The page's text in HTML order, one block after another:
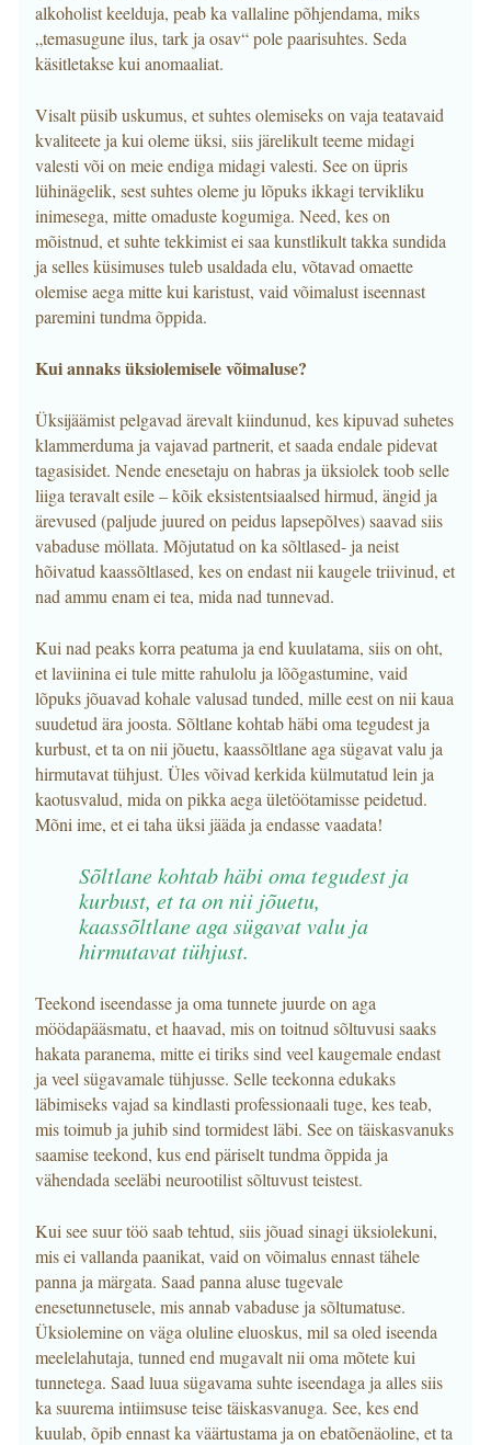
alkoholist keelduja, peab ka vallaline põhjendama, miks
„temasugune ilus, tark ja osav“ pole paarisuhtes. Seda
käsitletakse kui anomaaliat.
Visalt püsib uskumus, et suhtes olemiseks on vaja teatavaid
kvaliteete ja kui oleme üksi, siis järelikult teeme midagi
valesti või on meie endiga midagi valesti. See on üpris
lühinägelik, sest suhtes oleme ju lõpuks ikkagi tervikliku
inimesega, mitte omaduste kogumiga. Need, kes on
mõistnud, et suhte tekkimist ei saa kunstlikult takka sundida
ja selles küsimuses tuleb usaldada elu, võtavad omaette
olemise aega mitte kui karistust, vaid võimalust iseennast
paremini tundma õppida.
Kui annaks üksiolemisele võimaluse?
Üksijäämist pelgavad ärevalt kiindunud, kes kipuvad suhetes
klammerduma ja vajavad partnerit, et saada endale pidevat
tagasisidet. Nende enesetaju on habras ja üksiolek toob selle
liiga teravalt esile – kõik eksistentsiaalsed hirmud, ängid ja
ärevused (paljude juured on peidus lapsepõlves) saavad siis
vabaduse möllata. Mõjutatud on ka sõltlased- ja neist
hõivatud kaassõltlased, kes on endast nii kaugele triivinud, et
nad ammu enam ei tea, mida nad tunnevad.
Kui nad peaks korra peatuma ja end kuulatama, siis on oht,
et laviinina ei tule mitte rahulolu ja lõõgastumine, vaid
lõpuks jõuavad kohale valusad tunded, mille eest on nii kaua
suudetud ära joosta. Sõltlane kohtab häbi oma tegudest ja
kurbust, et ta on nii jõuetu, kaassõltlane aga sügavat valu ja
hirmutavat tühjust. Üles võivad kerkida külmutatud lein ja
kaotusvalud, mida on pikka aega ületöötamisse peidetud.
Mõni ime, et ei taha üksi jääda ja endasse vaadata!
Sõltlane kohtab häbi oma tegudest ja
kurbust, et ta on nii jõuetu,
kaassõltlane aga sügavat valu ja
hirmutavat tühjust.
Teekond iseendasse ja oma tunnete juurde on aga
möödapääsmatu, et haavad, mis on toitnud sõltuvusi saaks
hakata paranema, mitte ei tiriks sind veel kaugemale endast
ja veel sügavamale tühjusse. Selle teekonna edukaks
läbimiseks vajad sa kindlasti professionaali tuge, kes teab,
mis toimub ja juhib sind tormidest läbi. See on täiskasvanuks
saamise teekond, kus end päriselt tundma õppida ja
vähendada seeläbi neurootilist sõltuvust teistest.
Kui see suur töö saab tehtud, siis jõuad sinagi üksiolekuni,
mis ei vallanda paanikat, vaid on võimalus ennast tähele
panna ja märgata. Saad panna aluse tugevale
enesetunnetusele, mis annab vabaduse ja sõltumatuse.
Üksiolemine on väga oluline eluoskus, mil sa oled iseenda
meelelahutaja, tunned end mugavalt nii oma mõtete kui
tunnetega. Saad luua sügavama suhte iseendaga ja alles siis
ka suurema intiimsuse teise täiskasvanuga. See, kes end
kuulab, õpib ennast ka väärtustama ja on ebatõenäoline, et ta